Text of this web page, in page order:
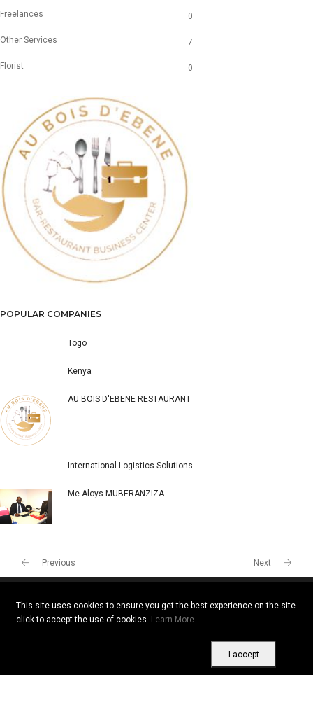
Freelances 0
Other Services 7
Florist 0
Previous Next
POPULAR COMPANIES
Togo
Kenya
AU BOIS D'EBENE RESTAURANT
International Logistics Solutions
Me Aloys MUBERANZIZA
Previous Next
This site uses cookies to ensure you get the best experience on the site.
click to accept the use of cookies. Learn More
I accept
Copyright © 2026 All rights reserved. Vitrine Africaine
|Cookies